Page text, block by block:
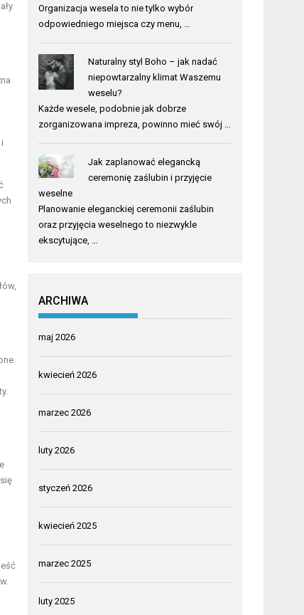
Organizacja wesela to nie tylko wybór
odpowiedniego miejsca czy menu, …
Naturalny styl Boho – jak nadać
niepowtarzalny klimat Waszemu
weselu?
Każde wesele, podobnie jak dobrze
zorganizowana impreza, powinno mieć swój …
Jak zaplanować elegancką
ceremonię zaślubin i przyjęcie
weselne
Planowanie eleganckiej ceremonii zaślubin
oraz przyjęcia weselnego to niezwykle
ekscytujące, …
ARCHIWA
maj 2026
kwiecień 2026
marzec 2026
luty 2026
styczeń 2026
kwiecień 2025
marzec 2025
luty 2025